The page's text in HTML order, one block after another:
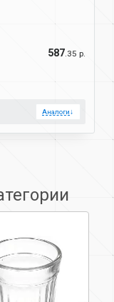
587.35 р.
Аналоги↓